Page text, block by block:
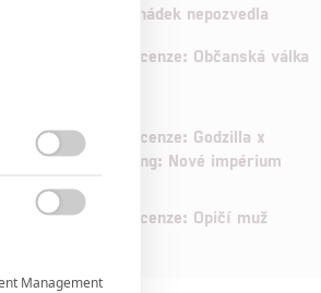
pohádek nepozvedla
Recenze: Občanská válka
6
Recenze: Godzilla x
Kong: Nové impérium
8 Recenze: Opičí muž

Management